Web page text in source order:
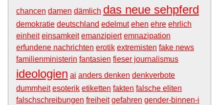
chancen damen dämlich das neue sehpferd
demokratie deutschland edelmut ehen ehre ehrlich
einheit einsamkeit emanzipiert emnazipation
erfundene nachrichten erotik extremisten fake news
familienministerin fantasien fieser journalismus
ideologien ai anders denken denkverbote
dummheit esoterik etiketten fakten falsche eliten
falschschreibungen freiheit gefahren gender-binnen-i